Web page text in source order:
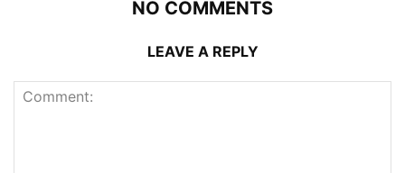
NO COMMENTS
LEAVE A REPLY